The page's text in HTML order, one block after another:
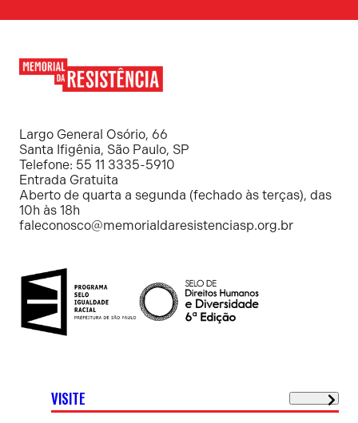
Resistência
Largo General Osório, 66
Santa Ifigênia, São Paulo, SP
Telefone: 55 11 3335-5910
Entrada Gratuita
Aberto de quarta a segunda (fechado às terças), das
10h às 18h
faleconosco@memorialdaresistenciasp.org.br
VISITE